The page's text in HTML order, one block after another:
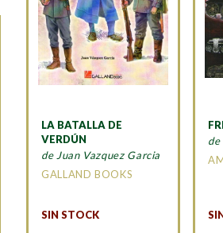
LA BATALLA DE
VERDÚN
de Juan Vazquez Garcia
GALLAND BOOKS
SIN STOCK
de